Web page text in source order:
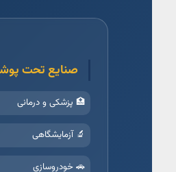
صنایع تحت پوشش
🏥 پزشکی و درمانی
🔬 آزمایشگاهی
🚗 خودروسازی